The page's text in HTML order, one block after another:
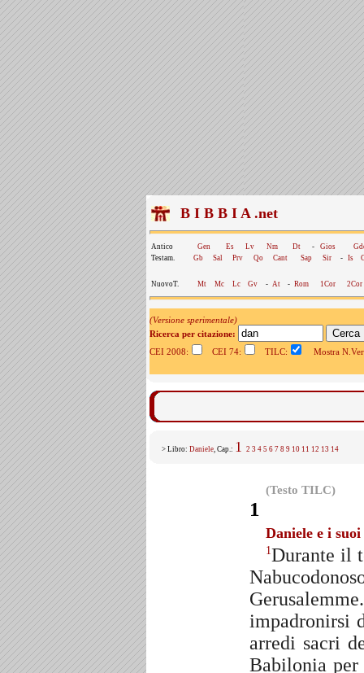
B I B B I A .net
Antico Gen Es Lv Nm Dt - Gios
Testam.
Gb Sal Prv Qo Cant Sap Sir - Is
NuovoT. Mt Mc Lc Gv - At - Rom 1Cor 2Cor
(Versione sperimentale)
Ricerca per citazione:
CEI 2008:
CEI 74: TILC: Mostra
> Libro: Daniele, Cap.: 1 2 3 4 5 6 7 8 9 10 11 12 13 14
(Testo TILC)
1
Daniele e i
1Durante il
impadronirsi
arredi sacri
Babilonia